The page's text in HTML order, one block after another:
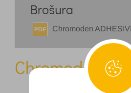
Brošura
PDF Chromoden
Chromoden D